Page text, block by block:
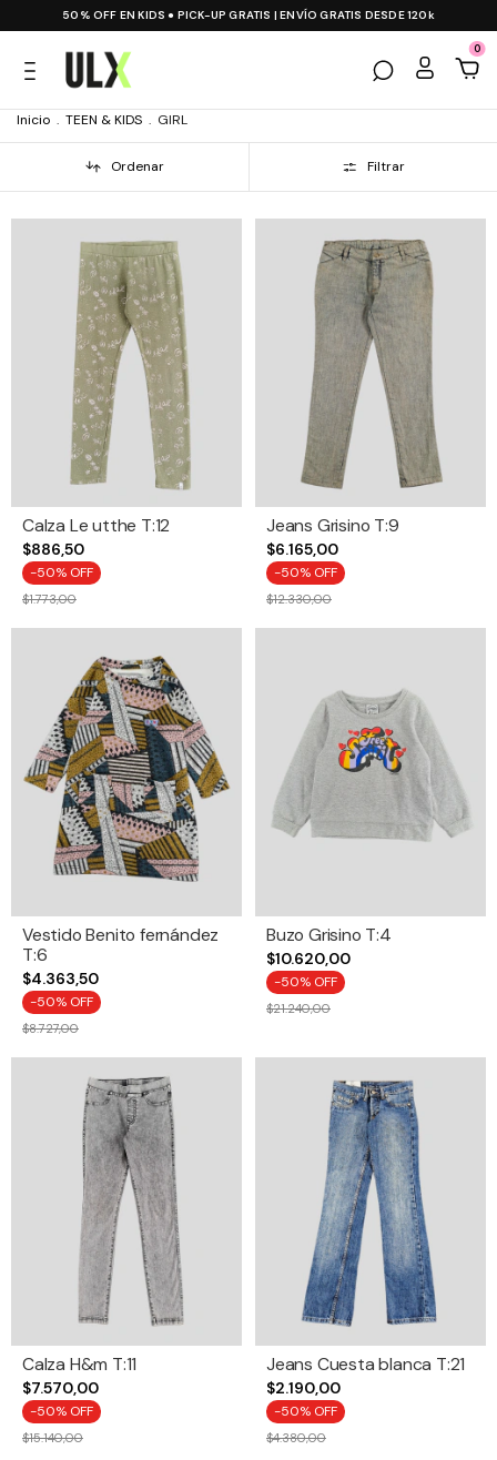
50% OFF EN KIDS ● PICK-UP GRATIS | ENVÍO GRATIS DESDE 120k
0
Inicio . TEEN & KIDS . GIRL
Ordenar Filtrar
Calza Le utthe T:12
$886,50
-50% OFF
$1.773,00
Jeans Grisino T:9
$6.165,00
-50% OFF
$12.330,00
Vestido Benito fernández
T:6
$4.363,50
-50% OFF
$8.727,00
Buzo Grisino T:4
$10.620,00
-50% OFF
$21.240,00
Calza H&m T:11
$7.570,00
-50% OFF
$15.140,00
Jeans Cuesta blanca T:21
$2.190,00
-50% OFF
$4.380,00